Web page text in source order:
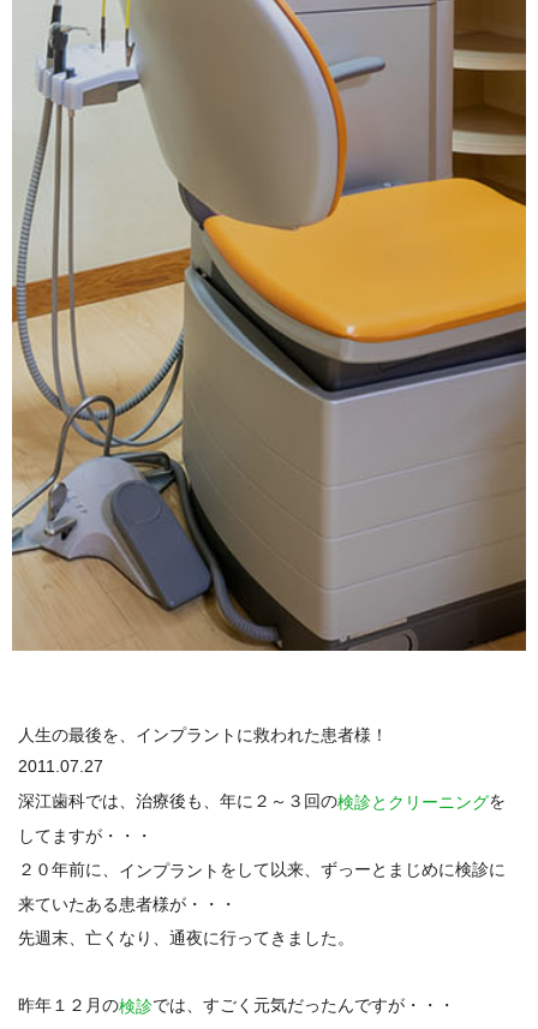
人生の最後を、インプラントに救われた患者様！
2011.07.27
深江歯科では、治療後も、年に２～３回の検診とクリーニングを
してますが・・・
２０年前に、 インプラント をして以来、ずっーとまじめに検診に
来ていたある患者様が・・・
先週末、亡くなり、通夜に行ってきました。
昨年１２月の検診では、すごく元気だったんですが・・・